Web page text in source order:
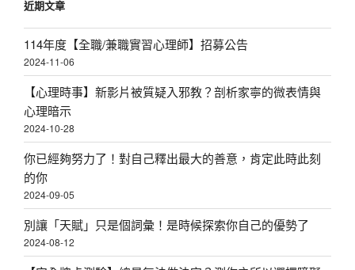
近期文章
114年度【全職/兼職實習心理師】招募公告
2024-11-06
【心理時事】新影片被質疑入邪教？剖析家寧的微表情與
心理暗示
2024-10-28
你已經夠努力了！對自己釋出最大的善意，肯定此時此刻
的你
2024-09-05
別讓「天賦」只是個詞彙！是時候探索你自己的優勢了
2024-08-12